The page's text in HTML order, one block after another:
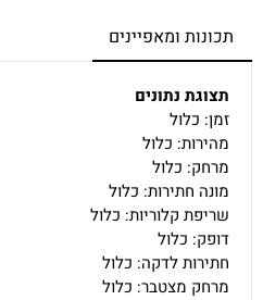
תכונות ומאפיינים
תצוגת נתונים
זמן: כלול
מהירות: כלול
מרחק: כלול
מונה חתירות: כלול
שריפת קלוריות: כלול
דופק: כלול
חתירות לדקה: כלול
מרחק מצטבר: כלול